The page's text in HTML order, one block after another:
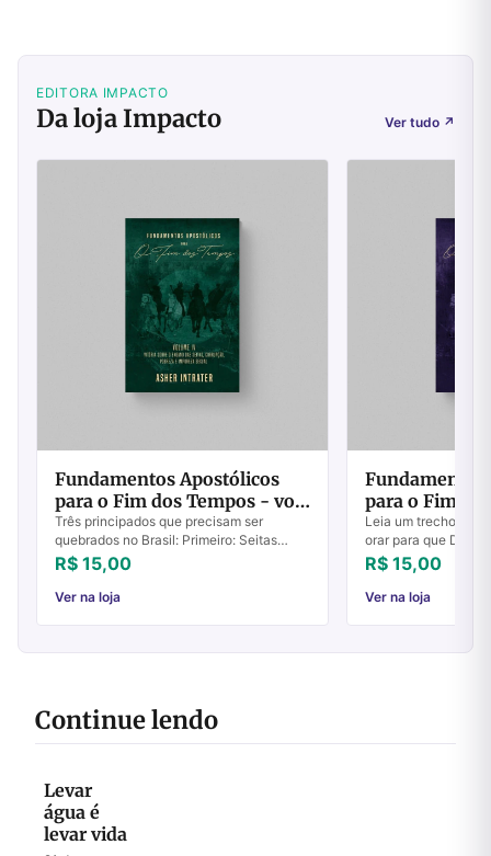
EDITORA IMPACTO
Da loja Impacto Ver tudo ↗
Fundamentos Apostólicos
para o Fim dos Tempos - vol
4
Três principados que precisam ser
quebrados no Brasil: Primeiro: Seitas
Religiosas - a maneira mais simples e
eficaz de vencer seitas religiosas é
LENDO A BÍ...
R$ 15,00
Ver na loja
Fundamentos
para o Fim
2
Leia um trecho do
orar para que Deus
drogas, da
corrupção e traga
Igreja no...
R$ 15,00
Ver na loja
Continue lendo
Levar
água é
levar vida